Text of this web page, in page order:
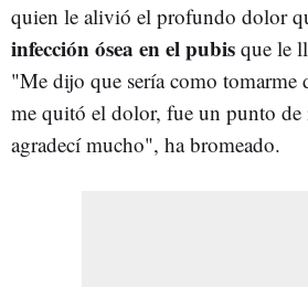
quien le alivió el profundo dolor
infección ósea en el pubis que le
"Me dijo que sería como tomarme
me quitó el dolor, fue un punto
agradecí mucho", ha bromeado.